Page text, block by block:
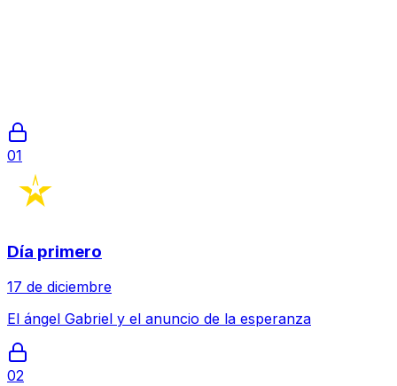
01
Día primero
17 de diciembre
El ángel Gabriel y el anuncio de la esperanza
02